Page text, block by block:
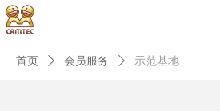
首页 ꄲ 会员服务 ꄲ 示范基地